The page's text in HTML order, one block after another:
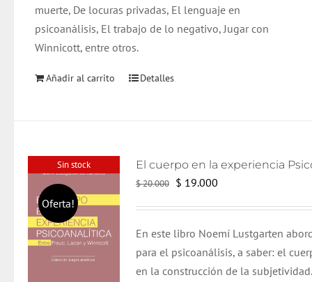
muerte, De locuras privadas, El lenguaje en
psicoanálisis, El trabajo de lo negativo, Jugar con
Winnicott, entre otros.
Añadir al carrito Detalles
Sin stock
Oferta!
$20.000 El
era:
$ 20.000.
$ 19.000El
es:
$ 19.000.
En este libro Noemí Lustgarten
para el psicoanálisis, a saber: el
en la construcción de la